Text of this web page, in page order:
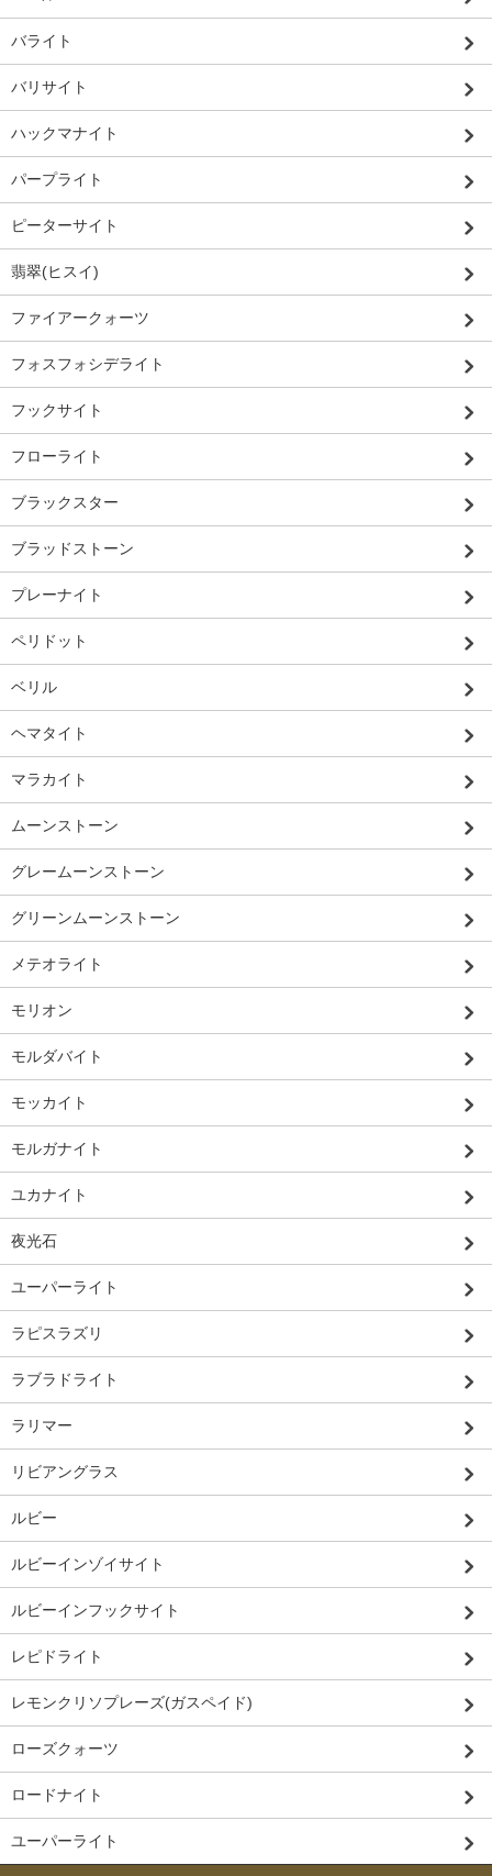
バライト
バリサイト
ハックマナイト
パープライト
ピーターサイト
翡翠(ヒスイ)
ファイアークォーツ
フォスフォシデライト
フックサイト
フローライト
ブラックスター
ブラッドストーン
プレーナイト
ペリドット
ベリル
ヘマタイト
マラカイト
ムーンストーン
グレームーンストーン
グリーンムーンストーン
メテオライト
モリオン
モルダバイト
モッカイト
モルガナイト
ユカナイト
夜光石
ユーパーライト
ラピスラズリ
ラブラドライト
ラリマー
リビアングラス
ルビー
ルビーインゾイサイト
ルビーインフックサイト
レピドライト
レモンクリソプレーズ(ガスペイド)
ローズクォーツ
ロードナイト
ユーパーライト